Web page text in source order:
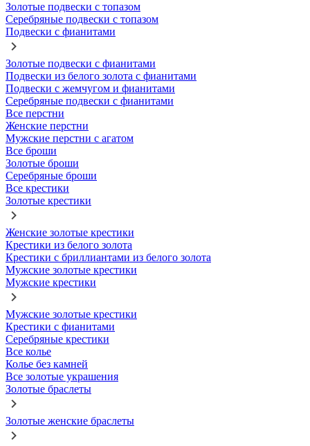
Золотые подвески с топазом
Серебряные подвески с топазом
Подвески с фианитами
Золотые подвески с фианитами
Подвески из белого золота с фианитами
Подвески с жемчугом и фианитами
Серебряные подвески с фианитами
Все перстни
Женские перстни
Мужские перстни с агатом
Все броши
Золотые броши
Серебряные броши
Все крестики
Золотые крестики
Женские золотые крестики
Крестики из белого золота
Крестики с бриллиантами из белого золота
Мужские золотые крестики
Мужские крестики
Мужские золотые крестики
Крестики с фианитами
Серебряные крестики
Все колье
Колье без камней
Все золотые украшения
Золотые браслеты
Золотые женские браслеты